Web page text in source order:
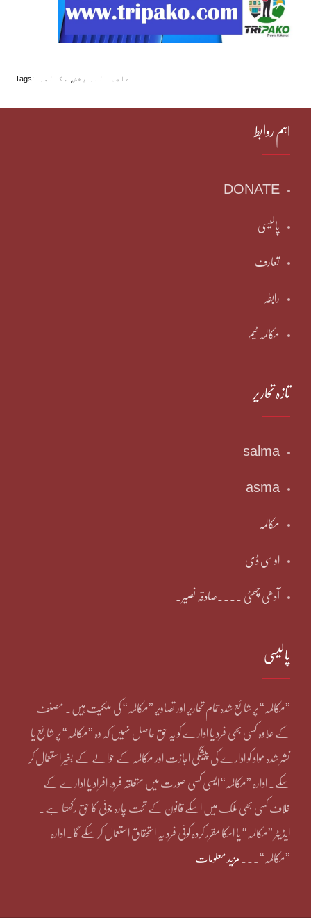
Tags:- عاصم اللہ بخش مکالمہ
اہم روابط
DONATE
پالیسی
تعارف
رابطہ
مکالمہ ٹیم
تازہ تحاریر
salma
asma
مکالمہ
او سی ڈی
آدھی چھٹی ۔۔۔۔صادقہ نصیر۔
پالیسی
”مکالمہ“ پر شائع شدہ تمام تحاریر اور تصاویر ”مکالمہ“ کی ملکیت ہیں۔ مصنف
کے علاوہ کسی بھی فرد یا ادارے کو یہ حق حاصل نہیں کہ وہ ”مکالمہ“ پر شائع یا
نشر شدہ مواد کو ادارے کی پیشگی اجازت اور مکالمہ کے حوالے کے بغیر استعمال کر
سکے۔ ادارہ ”مکالمہ“ ایسی کسی صورت میں متعلقہ فرد، افراد یا ادارے کے
خلاف کسی بھی ملک میں اسکے قانون کے تحت چارہ جوئی کا حق رکھتا ہے۔
ایڈیٹر ”مکالمہ“ یا اسکا مقرر کردہ کوئی فرد یہ استحقاق استعمال کر سکے گا۔ ادارہ
”مکالمہ“۔۔۔ مزید معلومات